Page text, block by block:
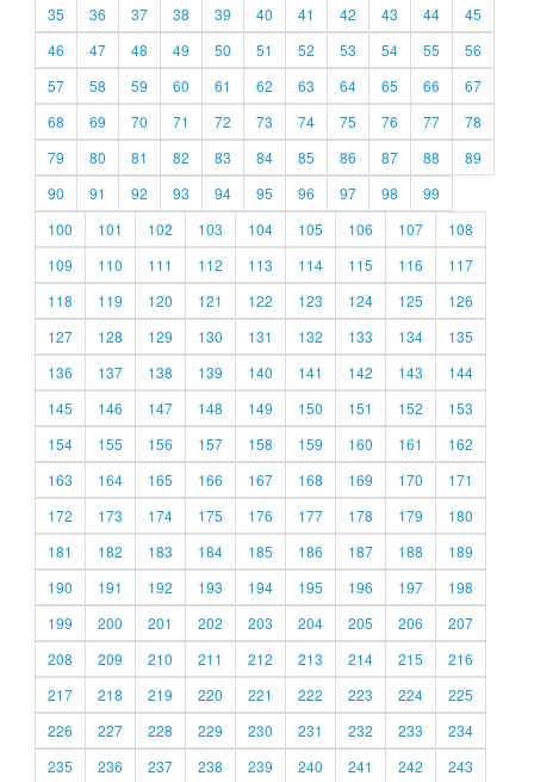
35
36 37 38 39 40 41 42 43 44
45
46
47 48 49 50 51 52 53 54 55
56
57
58 59 60 61 62 63 64 65 66
67
68
69 70 71 72 73 74 75 76 77
78
79
80 81 82 83 84 85 86 87 88
89
90
91 92 93 94 95 96 97 98
99
100
101 102 103 104 105 106 107
108
109
110 111 112 113 114 115 116
117
118
119 120 121 122 123 124 125
126
127
128 129 130 131 132 133 134
135
136
137 138 139 140 141 142 143
144
145
146 147 148 149 150 151 152
153
154
155 156 157 158 159 160 161
162
163
164 165 166 167 168 169 170
171
172
173 174 175 176 177 178 179
180
181
182 183 184 185 186 187 188
189
190
191 192 193 194 195 196 197
198
199
200 201 202 203 204 205 206
207
208
209 210 211 212 213 214 215
216
217
218 219 220 221 222 223 224
225
226
227 228 229 230 231 232 233
234
235
236 237 238 239 240 241 242 243